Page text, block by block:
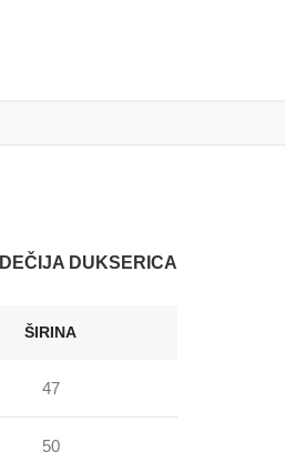
DEČIJA DUKSERICA
ŠIRINA
47
50